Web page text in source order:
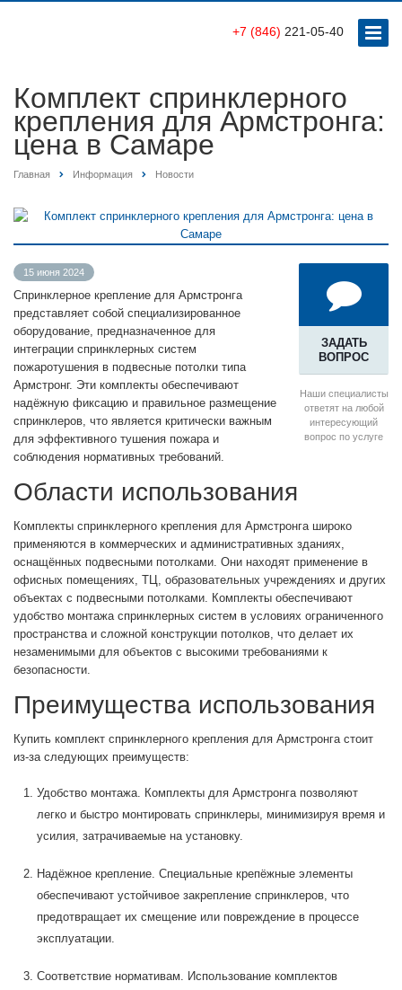
+7 (846) 221-05-40
Комплект спринклерного
крепления для Армстронга:
цена в Самаре
Главная Информация Новости
ЗАДАТЬ
ВОПРОС
Наши специалисты
ответят на любой
интересующий
вопрос по услуге
15 июня 2024
Спринклерное крепление для Армстронга
представляет собой специализированное
оборудование, предназначенное для
интеграции спринклерных систем
пожаротушения в подвесные потолки типа
Армстронг. Эти комплекты обеспечивают
надёжную фиксацию и правильное размещение
спринклеров, что является критически важным
для эффективного тушения пожара и
соблюдения нормативных требований.
Области использования
Комплекты спринклерного крепления для Армстронга широко
применяются в коммерческих и административных зданиях,
оснащённых подвесными потолками. Они находят применение в
офисных помещениях, ТЦ, образовательных учреждениях и других
объектах с подвесными потолками. Комплекты обеспечивают
удобство монтажа спринклерных систем в условиях ограниченного
пространства и сложной конструкции потолков, что делает их
незаменимыми для объектов с высокими требованиями к
безопасности.
Преимущества использования
Купить комплект спринклерного крепления для Армстронга стоит
из-за следующих преимуществ:
Удобство монтажа. Комплекты для Армстронга позволяют
легко и быстро монтировать спринклеры, минимизируя время и
усилия, затрачиваемые на установку.
Надёжное крепление. Специальные крепёжные элементы
обеспечивают устойчивое закрепление спринклеров, что
предотвращает их смещение или повреждение в процессе
эксплуатации.
Соответствие нормативам. Использование комплектов